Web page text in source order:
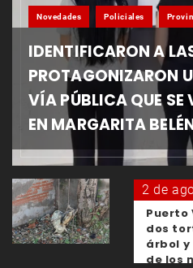
Novedades Policiales
IDENTIFICARON A
PROTAGONIZARON
VÍA PÚBLICA QUE SE
EN MARGARITA
2 de
Puerto
dos
árbol
de los